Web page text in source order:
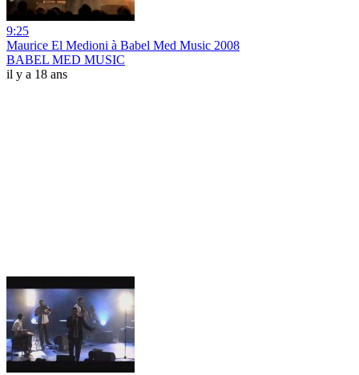
9:25
Maurice El Medioni à Babel Med Music 2008
BABEL MED MUSIC
il y a 18 ans